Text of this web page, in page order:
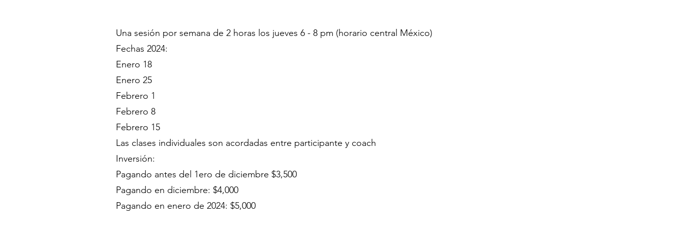
Una sesión por semana de 2 horas los jueves 6 - 8 pm (horario central México)
Fechas 2024:
Enero 18
Enero 25
Febrero 1
Febrero 8
Febrero 15
Las clases individuales son acordadas entre participante y coach
Inversión:
Pagando antes del 1ero de diciembre $3,500
Pagando en diciembre: $4,000
Pagando en enero de 2024: $5,000